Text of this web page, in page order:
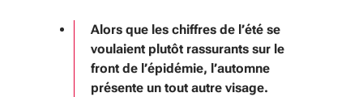
Alors que les chiffres de l’été se
voulaient plutôt rassurants sur le
front de l’épidémie, l’automne
présente un tout autre visage.